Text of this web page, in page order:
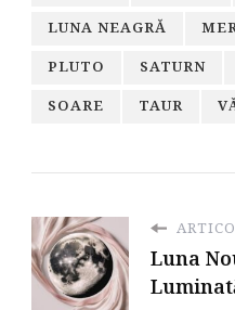
LUNA NEAGRĂ
PLUTO SATURN
SOARE TAUR
Luna